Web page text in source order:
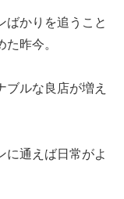
ばかりを追うこと
昨今。
ルな良店が増え
に通えば日常がよ